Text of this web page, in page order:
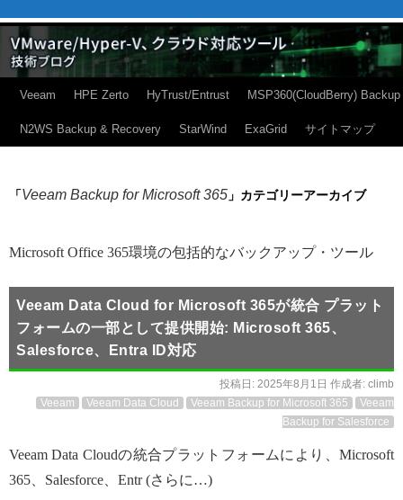
Veeam HPE Zerto HyTrust/Entrust MSP360(CloudBerry) Backup
N2WS Backup & Recovery StarWind ExaGrid サイトマップ
「Veeam Backup for Microsoft 365 」カテゴリーアーカイブ
Microsoft Office 365環境の包括的なバックアップ・ツール
Veeam Data Cloud for Microsoft 365が統合 プラット
フォームの一部として提供開始: Microsoft 365、
Salesforce、Entra ID対応
投稿日: 2025年8月1日 作成者: climb
Veeam
Veeam Data Cloud Veeam Backup for Microsoft 365
Veeam
Backup for Salesforce
Veeam Data Cloudの統合プラットフォームにより、Microsoft
365、Salesforce、Entr (さらに…)